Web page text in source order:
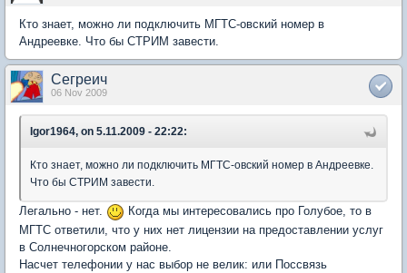
Кто знает, можно ли подключить МГТС-овский номер в
Андреевке. Что бы СТРИМ завести.
Сегреич
06 Nov 2009
Igor1964, on 5.11.2009 - 22:22:
Кто знает, можно ли подключить МГТС-овский номер в Андреевке.
Что бы СТРИМ завести.
Легально - нет.
Когда мы интересовались про Голубое, то в
МГТС ответили, что у них нет лицензии на предоставлении услуг
в Солнечногорском районе.
Насчет телефонии у нас выбор не велик: или Поссвязь